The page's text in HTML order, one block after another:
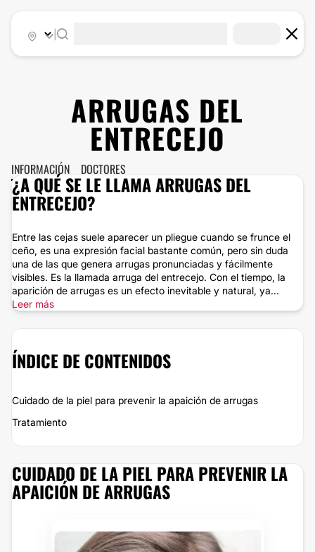
ARRUGAS DEL
ENTRECEJO
INFORMACIÓN DOCTORES
¿A QUÉ SE LE LLAMA ARRUGAS DEL
ENTRECEJO?
Entre las cejas suele aparecer un pliegue cuando se frunce el
ceño, es una expresión facial bastante común, pero sin duda
una de las que genera arrugas pronunciadas y fácilmente
visibles. Es la llamada arruga del entrecejo. Con el tiempo, la
aparición de arrugas es un efecto inevitable y natural, ya...
Leer más
ÍNDICE DE CONTENIDOS
Cuidado de la piel para prevenir la apaición de arrugas
Tratamiento
CUIDADO DE LA PIEL PARA PREVENIR LA
APAICIÓN DE ARRUGAS